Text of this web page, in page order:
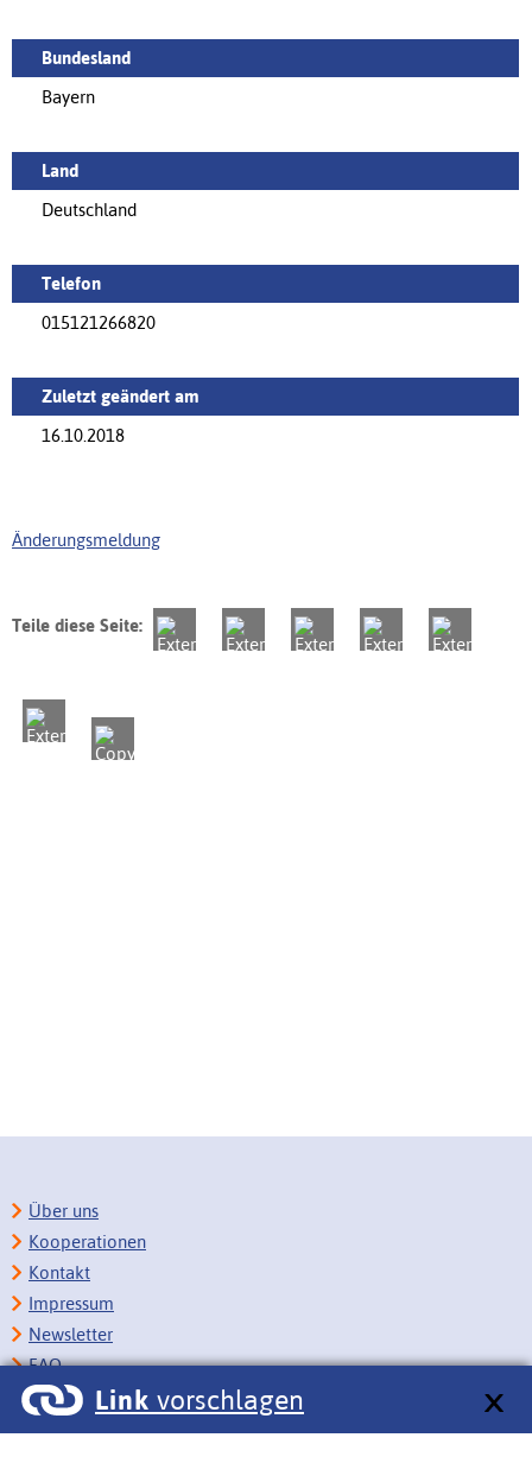
Bundesland
Bayern
Land
Deutschland
Telefon
015121266820
Zuletzt geändert am
16.10.2018
Änderungsmeldung
Teile diese Seite:
Link vorschlagen
Über uns
Kooperationen
Kontakt
Impressum
Newsletter
FAQ
Copyright